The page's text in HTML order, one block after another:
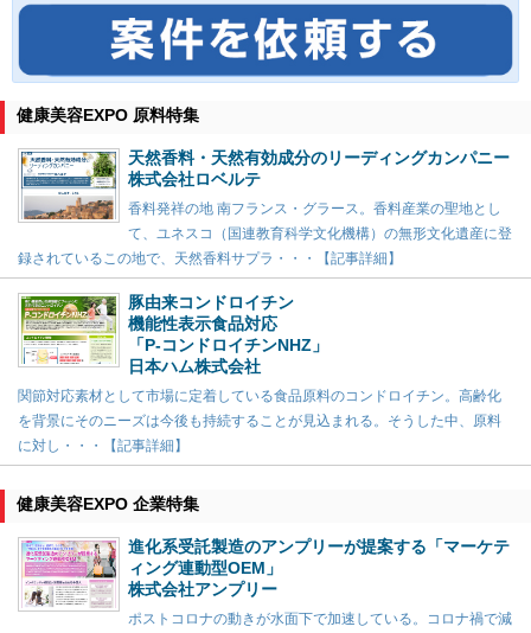
健康美容EXPO 原料特集
天然香料・天然有効成分のリーディングカンパニー
株式会社ロベルテ
香料発祥の地 南フランス・グラース。香料産業の聖地とし
て、ユネスコ（国連教育科学文化機構）の無形文化遺産に登
録されているこの地で、天然香料サプラ・・・【記事詳細】
豚由来コンドロイチン
機能性表示食品対応
「P-コンドロイチンNHZ」
日本ハム株式会社
関節対応素材として市場に定着している食品原料のコンドロイチン。高齢化
を背景にそのニーズは今後も持続することが見込まれる。そうした中、原料
に対し・・・【記事詳細】
健康美容EXPO 企業特集
進化系受託製造のアンプリーが提案する「マーケテ
ィング連動型OEM」
株式会社アンプリー
ポストコロナの動きが水面下で加速している。コロナ禍で減